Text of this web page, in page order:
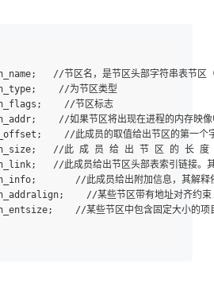
//节区名，是节区头部字符串表节区
//为节区类型
//节区标志
//如果节区将出现在进程的内存映像中
//此成员的取值给出节区的第一个字
//此 成 员 给 出 节 区 的 长 度
//此成员给出节区头部表索引链接。其
//此成员给出附加信息，其解释
//某些节区带有地址对齐约
//某些节区中包含固定大小的项目